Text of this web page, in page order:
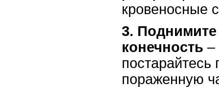
кровеносные
3.
конечность –
постарайтесь
пораженную